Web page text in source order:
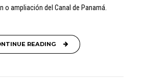
o ampliación del Canal de Panamá.
READING